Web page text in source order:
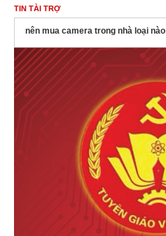
TIN TÀI TRỢ
nên mua camera trong nhà loại nào